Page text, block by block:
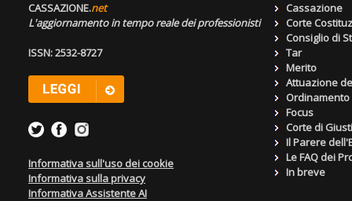
CASSAZIONE.net
L'aggiornamento in tempo reale dei professionisti
ISSN: 2532-8727
Informativa sull'uso dei cookie
Informativa sulla privacy
Informativa Assistente AI
Cassazione
Corte
Consiglio di
Tar
Merito
Attuazione
Focus
Corte di
Il Parere
Le FAQ dei
In breve